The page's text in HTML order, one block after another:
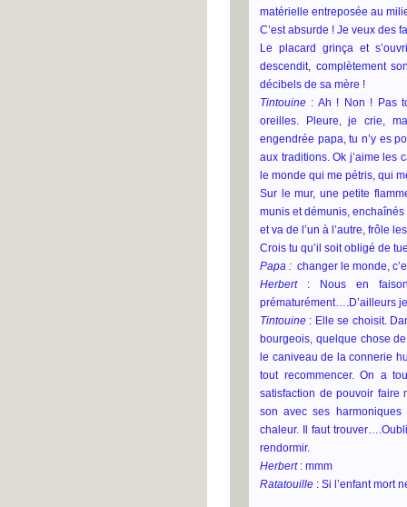
matérielle entreposée au
C’est absurde ! Je veux des
Le placard grinça et
descendit, complètement
décibels de sa mère !
Tintouine : Ah ! Non ! Pas
oreilles. Pleure, je crie,
engendrée papa, tu n’y es
aux traditions. Ok j’aime les
le monde qui me pétris, qui
Sur le mur, une petite
munis et démunis,
et va de l’un à l’autre, frôle
Crois tu qu’il soit obligé de
Papa : changer le monde,
Herbert : Nous en
prématurément….D’ailleurs
Tintouine : Elle se choisit.
bourgeois, quelque chose
le caniveau de la connerie
tout recommencer. On a
satisfaction de pouvoir faire
son avec ses
chaleur. Il faut
rendormir.
Herbert : mmm
Ratatouille : Si l’enfant mort